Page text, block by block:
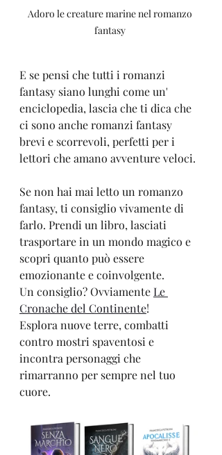
Adoro le creature marine nel romanzo
fantasy
E se pensi che tutti i romanzi
fantasy siano lunghi come un'
enciclopedia, lascia che ti dica che
ci sono anche romanzi fantasy
brevi e scorrevoli, perfetti per i
lettori che amano avventure veloci.
Se non hai mai letto un romanzo
fantasy, ti consiglio vivamente di
farlo. Prendi un libro, lasciati
trasportare in un mondo magico e
scopri quanto può essere
emozionante e coinvolgente.
Un consiglio? Ovviamente Le
Cronache del Continente!
Esplora nuove terre, combatti
contro mostri spaventosi e
incontra personaggi che
rimarranno per sempre nel tuo
cuore.